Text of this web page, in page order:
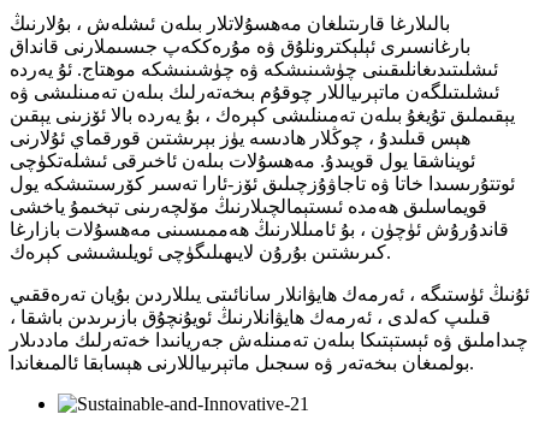
بالىلارغا قارىتىلغان مەھسۇلاتلار بىلەن ئىشلەش ، بۇلارنىڭ
بارغانسىرى ئېلېكترونلۇق ۋە مۇرەككەپ جىسىملارنى قانداق
ئىشلىتىدىغانلىقىنى چۈشىنىشكە ۋە چۈشىنىشكە موھتاج. ئۇ يەردە
ئىشلىتىلگەن ماتېرىياللار چوقۇم بىخەتەرلىك بىلەن تەمىنلىشى ۋە
يېقىملىق تۇيغۇ بىلەن تەمىنلىشى كېرەك ، بۇ يەردە بالا ئۆزىنى يېقىن
ھېس قىلىدۇ ، چوڭلار ھادىسە يۈز بېرىشتىن قورقماي ئۇلارنى
ئويناشقا يول قويىدۇ. مەھسۇلات بىلەن ئاخىرقى ئىشلەتكۈچى
ئوتتۇرىسىدا خاتا ۋە تاجاۋۇزچىلىق ئۆز-ئارا تەسىر كۆرسىتىشكە يول
قويماسلىق ھەمدە ئىستېمالچىلارنىڭ مۆلچەرىنى تېخىمۇ ياخشى
قاندۇرۇش ئۈچۈن ، بۇ ئامىللارنىڭ ھەممىسىنى مەھسۇلات بازارغا
كىرىشتىن بۇرۇن لايىھىلىگۈچى ئويلىشىشى كېرەك.
ئۇنىڭ ئۈستىگە ، ئەرمەك ھايۋانلار سانائىتى يىللاردىن بۇيان تەرەققىي
قىلىپ كەلدى ، ئەرمەك ھايۋانلارنىڭ ئويۇنچۇق بازىرىدىن باشقا ،
چىداملىق ۋە ئېستېتىكا بىلەن تەمىنلەش جەريانىدا خەتەرلىك ماددىلار
بولمىغان بىخەتەر ۋە سىجىل ماتېرىياللارنى ھېسابقا ئالمىغاندا.